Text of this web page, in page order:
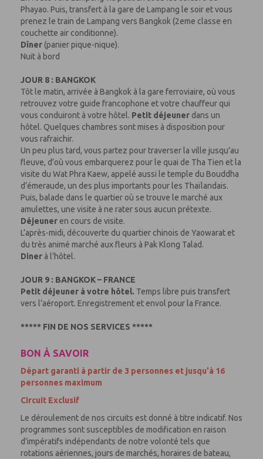
Phayao. Puis, transfert à la gare de Lampang le soir et vous
prenez le train de Lampang vers Bangkok (2eme classe en
couchette air conditionne).
Dîner(panier pique-nique).
Nuit à bord
JOUR 8 : BANGKOK
Tôt le matin, arrivée à Bangkok à la gare ferroviaire, où vous
retrouvez votre guide francophone et votre chauffeur qui
vous conduiront à votre hôtel. Petit déjeuner dans un
hôtel. Quelques chambres sont mises à disposition pour
vous rafraichir.
Un peu plus tard, vous partez pour traverser la ville jusqu’au
fleuve, d’où vous embarquerez pour le quai de Tha Tien et la
visite du Wat Phra Kaew, appelé aussi le temple du Bouddha
d’émeraude, un des plus importants pour les Thaïlandais.
Puis, balade dans le quartier où se trouve le marché aux
amulettes, une visite à ne rater sous aucun prétexte.
Déjeuner en cours de visite.
L’après-midi, découverte du quartier chinois de Yaowarat et
du très animé marché aux fleurs à Pak Klong Talad.
Diner à l’hôtel.
JOUR 9 : BANGKOK – FRANCE
Petit déjeuner à votre hôtel. Temps libre puis transfert
vers l’aéroport. Enregistrement et envol pour la France.
***** FIN DE NOS SERVICES *****
BON À SAVOIR
Départ garanti à partir de 3 personnes et jusqu'à 16
personnes maximum
Circuit Exclusif
Le déroulement de nos circuits est donné à titre indicatif. Nos
programmes sont susceptibles de modification en raison
d’impératifs indépendants de notre volonté tels que
rotations aériennes, jours de marchés, horaires de bateau,